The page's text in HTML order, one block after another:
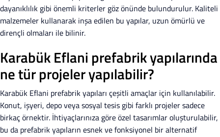
dayanıklılık gibi önemli kriterler göz önünde bulundurulur. Kaliteli
malzemeler kullanarak inşa edilen bu yapılar, uzun ömürlü ve
dirençli olmaları ile bilinir.
Karabük Eflani prefabrik yapılarında
ne tür projeler yapılabilir?
Karabük Eflani prefabrik yapıları çeşitli amaçlar için kullanılabilir.
Konut, işyeri, depo veya sosyal tesis gibi farklı projeler sadece
birkaç örnektir. İhtiyaçlarınıza göre özel tasarımlar oluşturulabilir,
bu da prefabrik yapıların esnek ve fonksiyonel bir alternatif